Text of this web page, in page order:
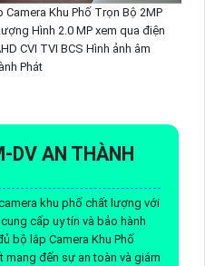
Khu Phố Trọn Bộ 2MP
Hình 2.0 MP xem qua điện
CVI TVI BCS Hình ảnh âm
Phát
DV AN THÀNH
khu phố chất lượng với
cấp uy tín và bảo hành
bộ lắp Camera Khu Phố
mang đến sự an toàn và giám